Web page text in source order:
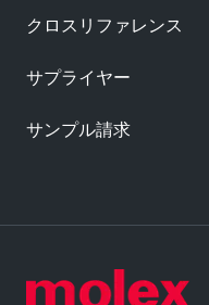
クロスリファレンス
サプライヤー
サンプル請求